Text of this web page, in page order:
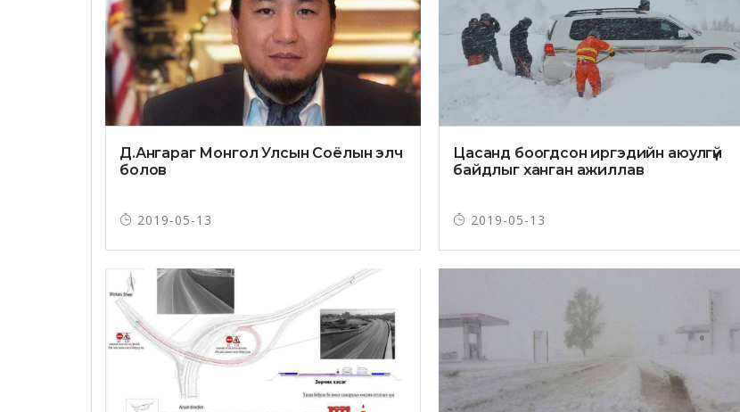
Д.Ангараг Монгол Улсын Соёлын элч
болов
2019-05-13
Цасанд боогдсон иргэдийн аюулгүй
байдлыг ханган ажиллав
2019-05-13